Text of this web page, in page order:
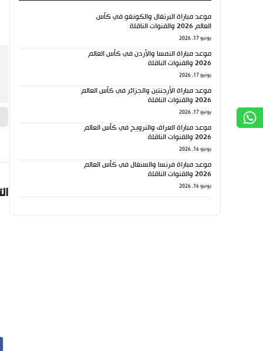
موعد مباراة البرتغال والكونغو في كأس
العالم 2026 والقنوات الناقلة
يونيو 17, 2026
موعد مباراة النمسا والأردن في كأس العالم
2026 والقنوات الناقلة
يونيو 17, 2026
موعد مباراة الأرجنتين والجزائر في كأس العالم
2026 والقنوات الناقلة
يونيو 17, 2026
موعد مباراة العراق والنرويج في كأس العالم
2026 والقنوات الناقلة
يونيو 16, 2026
موعد مباراة فرنسا والسنغال في كأس العالم
2026 والقنوات الناقلة
يونيو 16, 2026